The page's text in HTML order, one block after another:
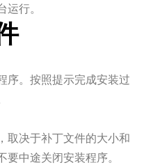
行。
序。按照提示完成安装过
取决于补丁文件的大小和
中途关闭安装程序。